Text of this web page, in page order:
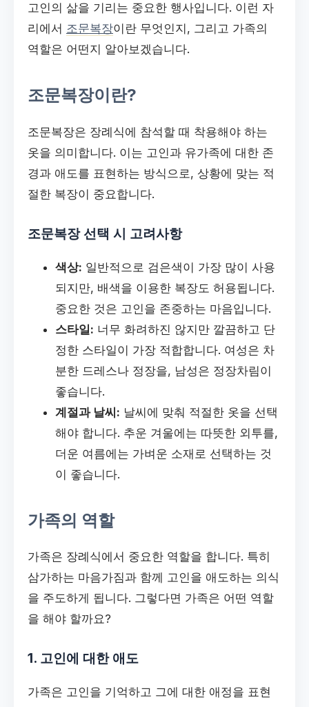
고인의 삶을 기리는 중요한 행사입니다. 이런 자
리에서 조문복장이란 무엇인지, 그리고 가족의
역할은 어떤지 알아보겠습니다.
조문복장이란?
조문복장은 장례식에 참석할 때 착용해야 하는
옷을 의미합니다. 이는 고인과 유가족에 대한 존
경과 애도를 표현하는 방식으로, 상황에 맞는 적
절한 복장이 중요합니다.
조문복장 선택 시 고려사항
색상: 일반적으로 검은색이 가장 많이 사용
되지만, 배색을 이용한 복장도 허용됩니다.
중요한 것은 고인을 존중하는 마음입니다.
스타일: 너무 화려하진 않지만 깔끔하고 단
정한 스타일이 가장 적합합니다. 여성은 차
분한 드레스나 정장을, 남성은 정장차림이
좋습니다.
계절과 날씨: 날씨에 맞춰 적절한 옷을 선택
해야 합니다. 추운 겨울에는 따뜻한 외투를,
더운 여름에는 가벼운 소재로 선택하는 것
이 좋습니다.
가족의 역할
가족은 장례식에서 중요한 역할을 합니다. 특히
삼가하는 마음가짐과 함께 고인을 애도하는 의식
을 주도하게 됩니다. 그렇다면 가족은 어떤 역할
을 해야 할까요?
1. 고인에 대한 애도
가족은 고인을 기억하고 그에 대한 애정을 표현